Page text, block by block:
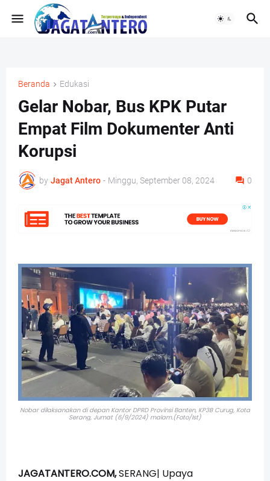
Beranda Edukasi
Gelar Nobar, Bus KPK Putar
Empat Film Dokumenter Anti
Korupsi
by Jagat Antero - Minggu, September 08, 2024 0
Nobar dilaksanakan di depan Kantor DPRD Provinsi Banten, KP3B Curug, Kota
Serang, Jumat (6/9/2024) malam.(Foto/Ist)
JAGATANTERO.COM,SERANG| Upaya